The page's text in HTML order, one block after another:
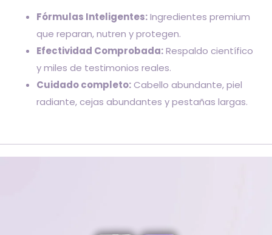
Fórmulas Inteligentes:Ingredientes premium
que reparan, nutren y protegen.
Efectividad Comprobada:Respaldo científico
y miles de testimonios reales.
Cuidado completo:Cabello abundante, piel
radiante, cejas abundantes y pestañas largas.